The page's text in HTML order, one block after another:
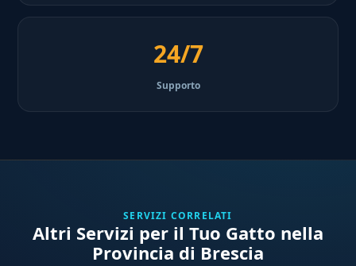
24/7
Supporto
SERVIZI CORRELATI
Altri Servizi per il Tuo Gatto nella
Provincia di Brescia